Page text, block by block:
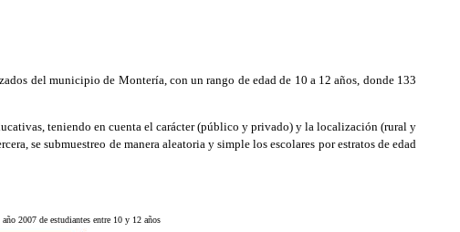
del municipio de Montería, con un rango de edad de 10 a 12 años, donde 133
teniendo en cuenta el carácter (público y privado) y la localización (rural y
se submuestreo de manera aleatoria y simple los escolares por estratos de edad
2007 de estudiantes entre 10 y 12 años